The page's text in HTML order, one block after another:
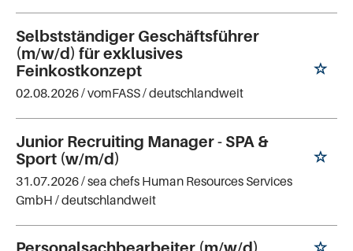
Selbstständiger Geschäftsführer
(m/w/d) für exklusives
Feinkostkonzept
02.08.2026 /vomFASS/ deutschlandweit
Junior Recruiting Manager - SPA &
Sport (w/m/d)
31.07.2026 /sea chefs Human Resources Services
GmbH / deutschlandweit